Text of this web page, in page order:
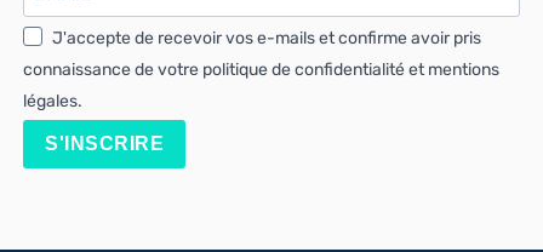
J'accepte de recevoir vos e-mails et confirme avoir pris
connaissance de votre politique de confidentialité et mentions
légales.
S'INSCRIRE